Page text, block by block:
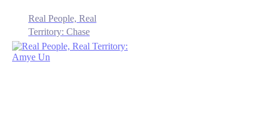
Real People, Real
Territory: Chase